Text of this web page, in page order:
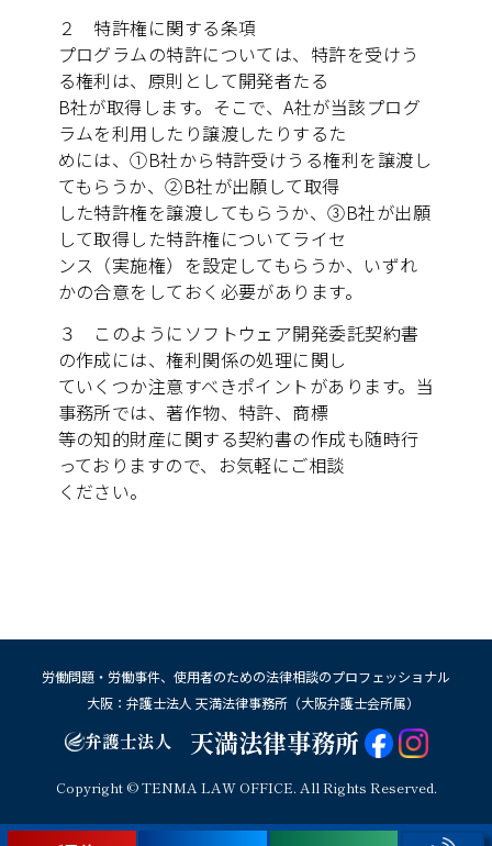
２ 特許権に関する条項
プログラムの特許については、特許を受けう
る権利は、原則として開発者たる
B社が取得します。そこで、A社が当該プログ
ラムを利用したり譲渡したりするた
めには、①B社から特許受けうる権利を譲渡し
てもらうか、②B社が出願して取得
した特許権を譲渡してもらうか、③B社が出願
して取得した特許権についてライセ
ンス（実施権）を設定してもらうか、いずれ
かの合意をしておく必要があります。
３ このようにソフトウェア開発委託契約書
の作成には、権利関係の処理に関し
ていくつか注意すべきポイントがあります。当
事務所では、著作物、特許、商標
等の知的財産に関する契約書の作成も随時行
っておりますので、お気軽にご相談
ください。
労働問題・労働事件、使用者のための法律相談のプロフェッショナル
大阪：弁護士法人 天満法律事務所（大阪弁護士会所属）
弁護士法人 天満法律事務所
Copyright © TENMA LAW OFFICE. All Rights Reserved.